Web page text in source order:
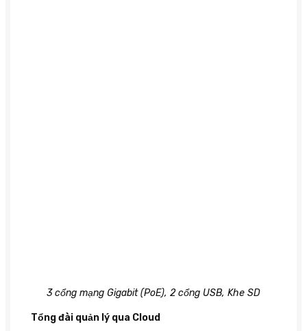
3 cổng mạng Gigabit (PoE), 2 cổng USB, Khe SD
Tổng đài quản lý qua Cloud